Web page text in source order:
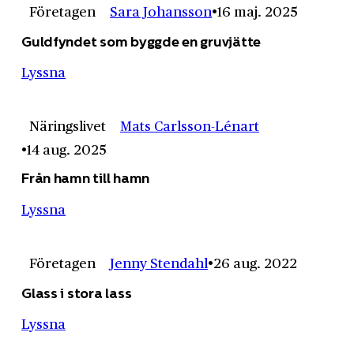
Företagen Sara Johansson 16 maj. 2025
Guldfyndet som byggde en gruvjätte
Lyssna
Näringslivet
Mats Carlsson-Lénart
14 aug. 2025
Från hamn till hamn
Lyssna
Företagen Jenny Stendahl 26 aug. 2022
Glass i stora lass
Lyssna